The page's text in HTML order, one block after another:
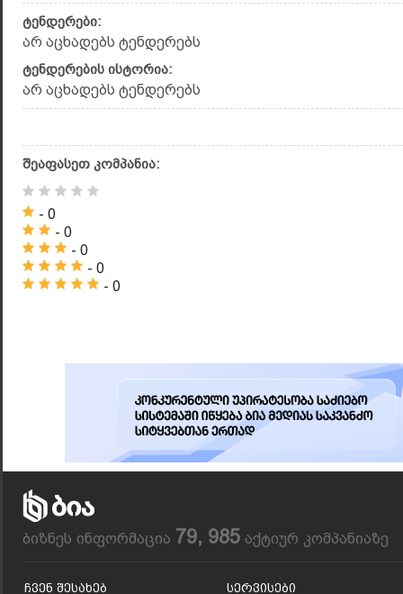
ტენდერები:
არ აცხადებს ტენდერებს
ტენდერების ისტორია:
არ აცხადებს ტენდერებს
შეაფასეთ კომპანია:
- 0
- 0
- 0
- 0
- 0
ბიზნეს ინფორმაცია 79, 985 აქტიურ კომპანიაზე
Ჩვენ Შესახებ
Სერვისები